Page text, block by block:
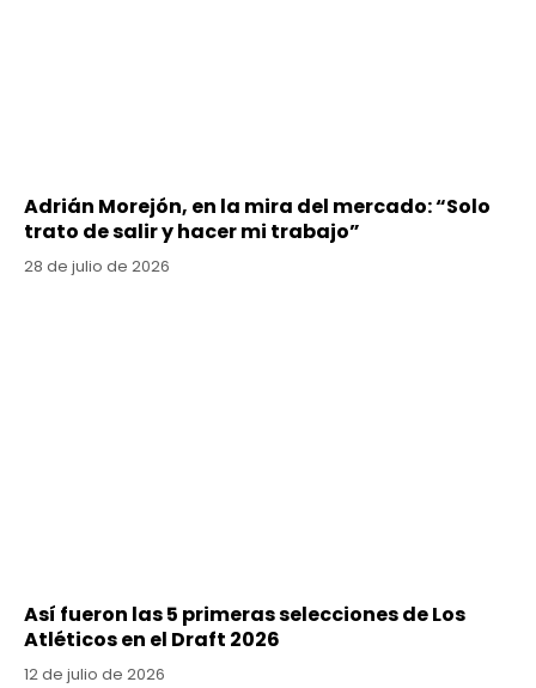
Adrián Morejón, en la mira del mercado: “Solo
trato de salir y hacer mi trabajo”
28 de julio de 2026
Así fueron las 5 primeras selecciones de Los
Atléticos en el Draft 2026
12 de julio de 2026